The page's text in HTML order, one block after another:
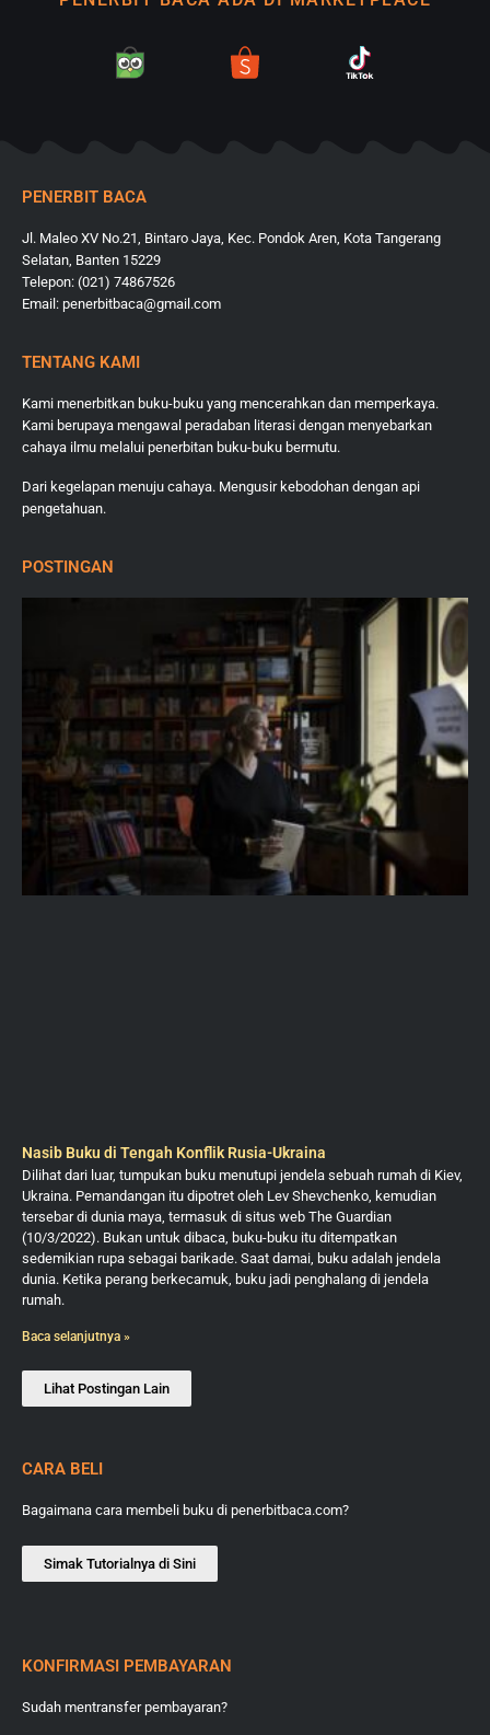
PENERBIT BACA
Jl. Maleo XV No.21, Bintaro Jaya, Kec. Pondok Aren, Kota Tangerang
Selatan, Banten 15229
Telepon: (021) 74867526
Email: penerbitbaca@gmail.com
TENTANG KAMI
Kami menerbitkan buku-buku yang mencerahkan dan memperkaya.
Kami berupaya mengawal peradaban literasi dengan menyebarkan
cahaya ilmu melalui penerbitan buku-buku bermutu.
Dari kegelapan menuju cahaya. Mengusir kebodohan dengan api
pengetahuan.
POSTINGAN
Nasib Buku di Tengah Konflik Rusia-Ukraina
Dilihat dari luar, tumpukan buku menutupi jendela sebuah rumah di Kiev,
Ukraina. Pemandangan itu dipotret oleh Lev Shevchenko, kemudian
tersebar di dunia maya, termasuk di situs web The Guardian
(10/3/2022). Bukan untuk dibaca, buku-buku itu ditempatkan
sedemikian rupa sebagai barikade. Saat damai, buku adalah jendela
dunia. Ketika perang berkecamuk, buku jadi penghalang di jendela
rumah.
Baca selanjutnya »
Lihat Postingan Lain
CARA BELI
Bagaimana cara membeli buku di penerbitbaca.com?
Simak Tutorialnya di Sini
KONFIRMASI PEMBAYARAN
Sudah mentransfer pembayaran?